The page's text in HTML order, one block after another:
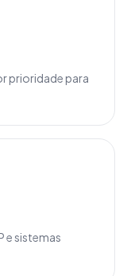
prioridade para
e sistemas